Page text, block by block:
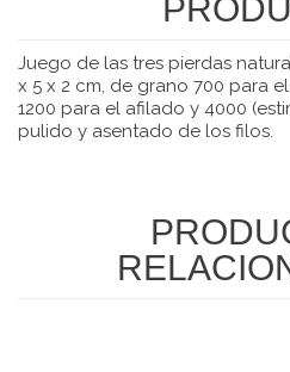
Juego de las tres pierdas
x 5 x 2 cm, de grano 700 para
1200 para el afilado y 4000
pulido y asentado de los filos.